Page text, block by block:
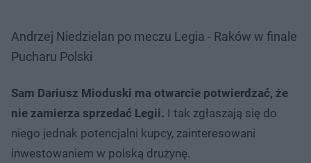
Andrzej Niedzielan po meczu Legia - Raków w finale
Pucharu Polski
Sam Dariusz Mioduski ma otwarcie potwierdzać, że
nie zamierza sprzedać Legii. I tak zgłaszają się do
niego jednak potencjalni kupcy, zainteresowani
inwestowaniem w polską drużynę.